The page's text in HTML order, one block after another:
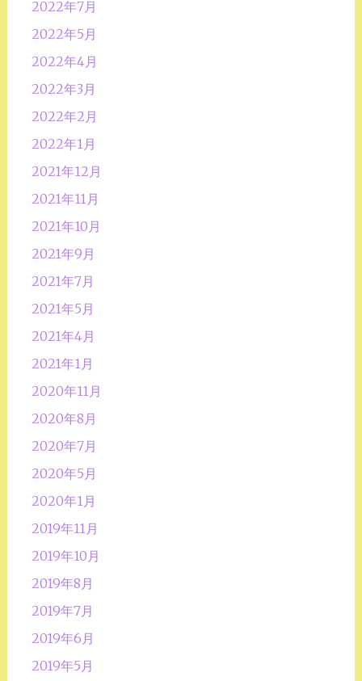
2022年7月
2022年5月
2022年4月
2022年3月
2022年2月
2022年1月
2021年12月
2021年11月
2021年10月
2021年9月
2021年7月
2021年5月
2021年4月
2021年1月
2020年11月
2020年8月
2020年7月
2020年5月
2020年1月
2019年11月
2019年10月
2019年8月
2019年7月
2019年6月
2019年5月